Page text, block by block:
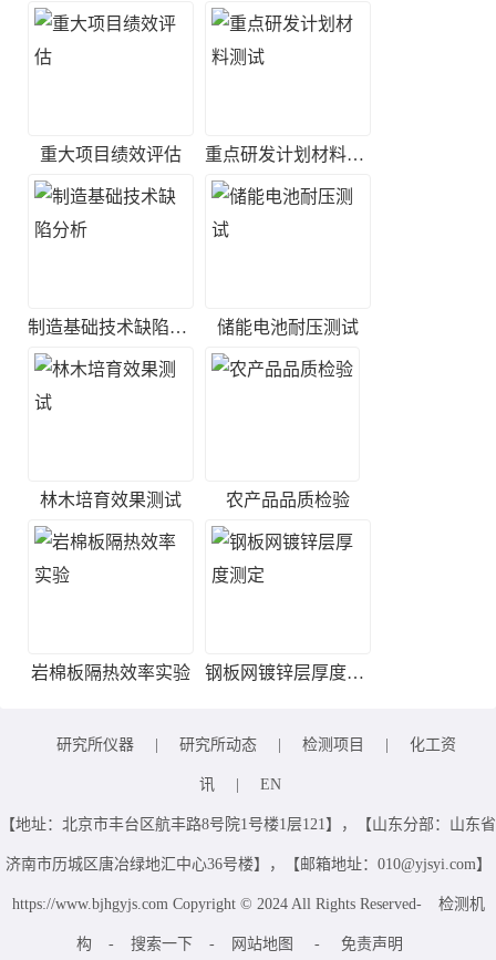
重大项目绩效评估 重点研发计划材料测试
制造基础技术缺陷分析 储能电池耐压测试
林木培育效果测试 农产品品质检验
岩棉板隔热效率实验 钢板网镀锌层厚度测定
研究所仪器 研究所动态 检测项目 化工资
讯 EN
【地址：北京市丰台区航丰路8号院1号楼1层121】，【山东分部：山东省
济南市历城区唐冶绿地汇中心36号楼】，【邮箱地址：010@yjsyi.com】
https://www.bjhgyjs.com Copyright © 2024 All Rights Reserved- 检测机
构 - 搜索一下 - 网站地图 - 免责声明